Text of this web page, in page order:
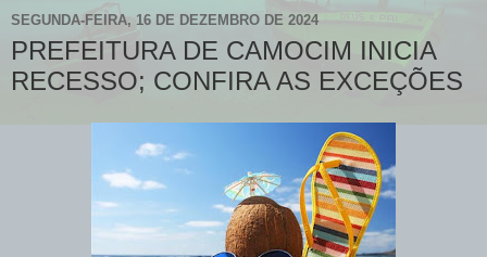
SEGUNDA-FEIRA, 16 DE DEZEMBRO DE 2024
PREFEITURA DE CAMOCIM INICIA
RECESSO; CONFIRA AS EXCEÇÕES